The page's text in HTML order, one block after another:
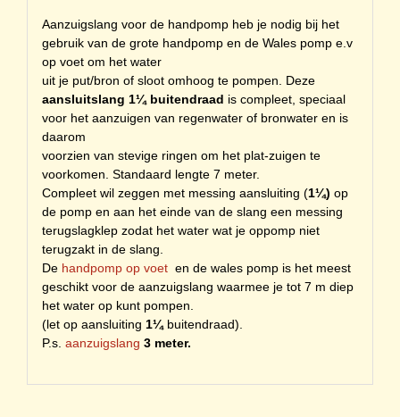
Aanzuigslang voor de handpomp heb je nodig bij het
gebruik van de grote handpomp en de Wales pomp e.v
op voet om het water
uit je put/bron of sloot omhoog te pompen. Deze
aansluitslang 1¼ buitendraad is compleet, speciaal
voor het aanzuigen van regenwater of bronwater en is
daarom
voorzien van stevige ringen om het plat-zuigen te
voorkomen. Standaard lengte 7 meter.
Compleet wil zeggen met messing aansluiting (1¼) op
de pomp en aan het einde van de slang een messing
terugslagklep zodat het water wat je oppomp niet
terugzakt in de slang.
De handpomp op voeten de wales pomp is het meest
geschikt voor de aanzuigslang waarmee je tot 7 m diep
het water op kunt pompen.
(let op aansluiting 1¼buitendraad).
P.s. aanzuigslang 3 meter.